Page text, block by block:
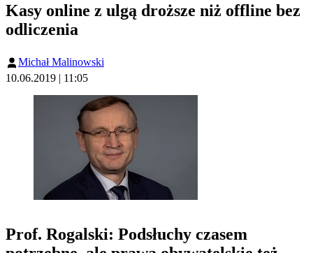
Kasy online z ulgą droższe niż offline bez
odliczenia
Michał Malinowski
10.06.2019 | 11:05
Prof. Rogalski: Podsłuchy czasem